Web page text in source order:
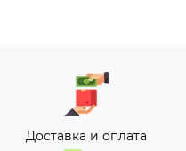
Доставка и оплата